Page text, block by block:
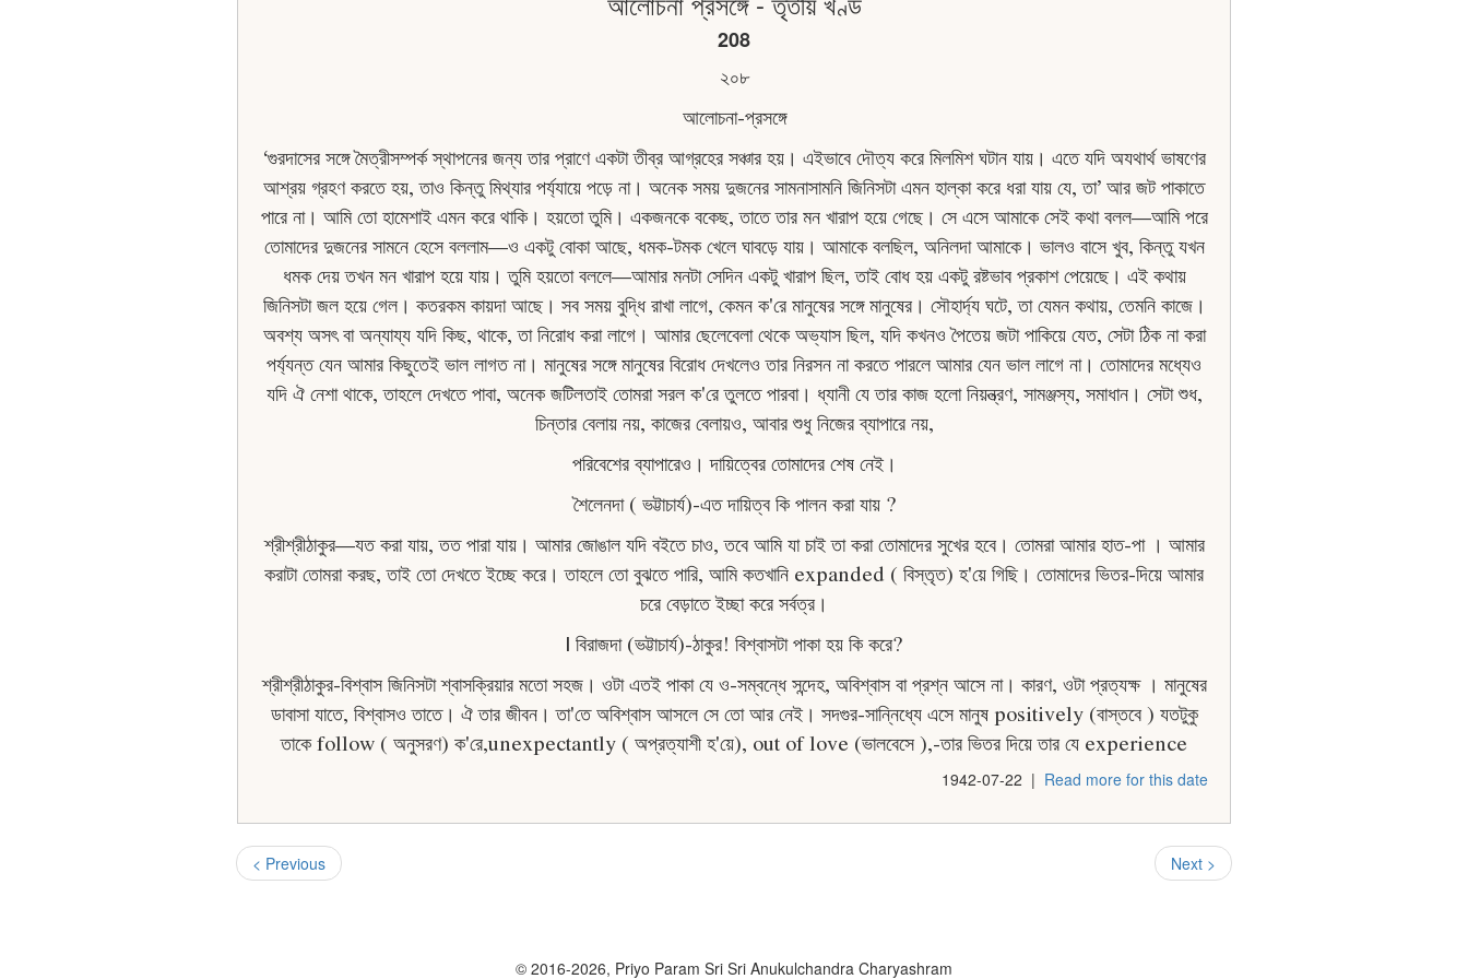
208
২০৮
আলোচনা-প্রসঙ্গে
‘গুরদাসের সঙ্গে মৈত্রীসম্পর্ক স্থাপনের জন্য তার প্রাণে একটা তীব্র আগ্রহের সঞ্চার হয়। এইভাবে দৌত্য করে মিলমিশ ঘটান যায়। এতে যদি অযথার্থ ভাষণের
আশ্রয় গ্রহণ করতে হয়, তাও কিন্তু মিথ্যার পৰ্য্যায়ে পড়ে না। অনেক সময় দুজনের সামনাসামনি জিনিসটা এমন হাল্কা করে ধরা যায় যে, তা’ আর জট পাকাতে
পারে না। আমি তাে হামেশাই এমন করে থাকি। হয়তাে তুমি। একজনকে বকেছ, তাতে তার মন খারাপ হয়ে গেছে। সে এসে আমাকে সেই কথা বলল—আমি পরে
তোমাদের দুজনের সামনে হেসে বললাম—ও একটু বােকা আছে, ধমক-টমক খেলে ঘাবড়ে যায়। আমাকে বলছিল, অনিলদা আমাকে। ভালও বাসে খুব, কিন্তু যখন
ধমক দেয় তখন মন খারাপ হয়ে যায়। তুমি হয়তাে বললে—আমার মনটা সেদিন একটু খারাপ ছিল, তাই বােধ হয় একটু রষ্টভাব প্রকাশ পেয়েছে। এই কথায়
জিনিসটা জল হয়ে গেল। কতরকম কায়দা আছে। সব সময় বুদ্ধি রাখা লাগে, কেমন ক'রে মানুষের সঙ্গে মানুষের। সৌহার্দ্য ঘটে, তা যেমন কথায়, তেমনি কাজে।
অবশ্য অসৎ বা অন্যায্য যদি কিছ, থাকে, তা নিরােধ করা লাগে। আমার ছেলেবেলা থেকে অভ্যাস ছিল, যদি কখনও পৈতেয় জটা পাকিয়ে যেত, সেটা ঠিক না করা
পর্য্যন্ত যেন আমার কিছুতেই ভাল লাগত না। মানুষের সঙ্গে মানুষের বিরােধ দেখলেও তার নিরসন না করতে পারলে আমার যেন ভাল লাগে না। তােমাদের মধ্যেও
যদি ঐ নেশা থাকে, তাহলে দেখতে পাবা, অনেক জটিলতাই তোমরা সরল ক'রে তুলতে পারবা। ধ্যানী যে তার কাজ হলাে নিয়ন্ত্রণ, সামঞ্জস্য, সমাধান। সেটা শুধ,
চিন্তার বেলায় নয়, কাজের বেলায়ও, আবার শুধু নিজের ব্যাপারে নয়,
পরিবেশের ব্যাপারেও। দায়িত্বের তােমাদের শেষ নেই।
শৈলেনদা ( ভট্টাচাৰ্য)-এত দায়িত্ব কি পালন করা যায় ?
শ্রীশ্রীঠাকুর—যত করা যায়, তত পারা যায়। আমার জোঙাল যদি বইতে চাও, তবে আমি যা চাই তা করা তােমাদের সুখের হবে। তােমরা আমার হাত-পা । আমার
করাটা তােমরা করছ, তাই তো দেখতে ইচ্ছে করে। তাহলে তাে বুঝতে পারি, আমি কতখানি expanded ( বিস্তৃত) হ'য়ে গিছি। তােমাদের ভিতর-দিয়ে আমার
চরে বেড়াতে ইচ্ছা করে সর্বত্র।
| বিরাজদা (ভট্টাচাৰ্য)-ঠাকুর! বিশ্বাসটা পাকা হয় কি করে?
শ্রীশ্রীঠাকুর-বিশ্বাস জিনিসটা শ্বাসক্রিয়ার মতাে সহজ। ওটা এতই পাকা যে ও-সম্বন্ধে সন্দেহ, অবিশ্বাস বা প্রশ্ন আসে না। কারণ, ওটা প্রত্যক্ষ । মানুষের
ডাবাসা যাতে, বিশ্বাসও তাতে। ঐ তার জীবন। তা'তে অবিশ্বাস আসলে সে তাে আর নেই। সদগুর-সান্নিধ্যে এসে মানুষ positively (বাস্তবে ) যতটুকু
তাকে follow ( অনুসরণ) ক'রে,unexpectantly ( অপ্রত্যাশী হ'য়ে), out of love (ভালবেসে ),-তার ভিতর দিয়ে তার যে experience
1942-07-22 | Read more for this date
< Previous Next >
© 2016-2026, Priyo Param Sri Sri Anukulchandra Charyashram